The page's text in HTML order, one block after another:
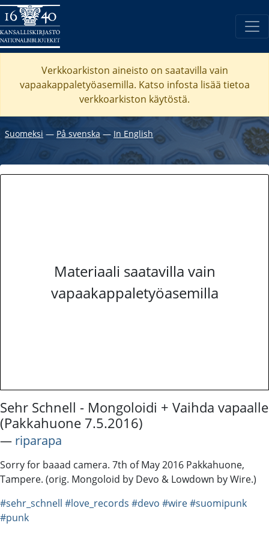
Verkkoarkiston aineisto on saatavilla vain
vapaakappaletyöasemilla. Katso infosta lisää tietoa
verkkoarkiston käytöstä.
Suomeksi ― På svenska― In English
Materiaali saatavilla vain
vapaakappaletyöasemilla
Sehr Schnell - Mongoloidi + Vaihda vapaalle
(Pakkahuone 7.5.2016)
― riparapa
Sorry for baaad camera. 7th of May 2016 Pakkahuone,
Tampere. (orig. Mongoloid by Devo & Lowdown by Wire.)
#sehr_schnell #love_records #devo #wire#suomipunk
#punk